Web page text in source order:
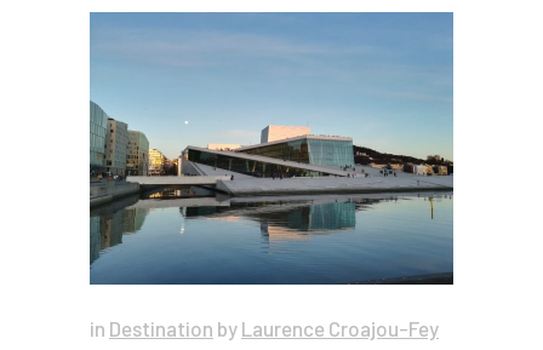
in Destination by Laurence Croajou-Fey